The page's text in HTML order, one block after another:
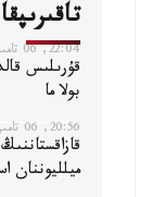
22:04, 06 تامىز 2026
قۇرىلىس
بولا ما
20:56, 06 تامىز 2026
ميلليوننان